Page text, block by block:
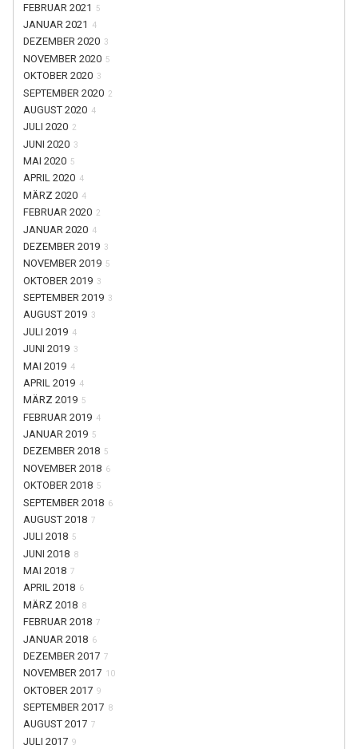
FEBRUAR 2021 5
JANUAR 2021 4
DEZEMBER 2020 3
NOVEMBER 2020 5
OKTOBER 2020 3
SEPTEMBER 2020 2
AUGUST 2020 4
JULI 2020 2
JUNI 2020 3
MAI 2020 5
APRIL 2020 4
MÄRZ 2020 4
FEBRUAR 2020 2
JANUAR 2020 4
DEZEMBER 2019 3
NOVEMBER 2019 5
OKTOBER 2019 3
SEPTEMBER 2019 3
AUGUST 2019 3
JULI 2019 4
JUNI 2019 3
MAI 2019 4
APRIL 2019 4
MÄRZ 2019 5
FEBRUAR 2019 4
JANUAR 2019 5
DEZEMBER 2018 5
NOVEMBER 2018 6
OKTOBER 2018 5
SEPTEMBER 2018 6
AUGUST 2018 7
JULI 2018 5
JUNI 2018 8
MAI 2018 7
APRIL 2018 6
MÄRZ 2018 8
FEBRUAR 2018 7
JANUAR 2018 6
DEZEMBER 2017 7
NOVEMBER 2017 10
OKTOBER 2017 9
SEPTEMBER 2017 8
AUGUST 2017 7
JULI 2017 9